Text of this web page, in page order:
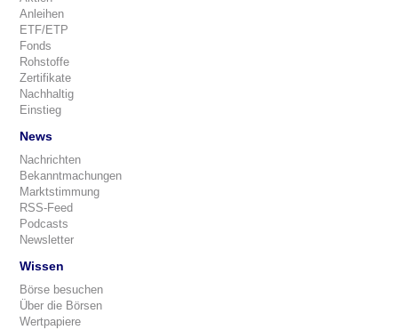
Anleihen
ETF/ETP
Fonds
Rohstoffe
Zertifikate
Nachhaltig
Einstieg
News
Nachrichten
Bekanntmachungen
Marktstimmung
RSS-Feed
Podcasts
Newsletter
Wissen
Börse besuchen
Über die Börsen
Wertpapiere